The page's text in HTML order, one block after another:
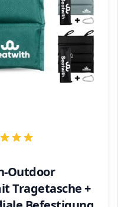
Outdoor
Tragetasche +